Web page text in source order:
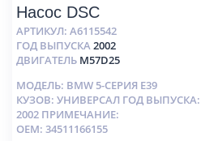
Насос DSC
АРТИКУЛ: A6115542
ГОД ВЫПУСКА2002
ДВИГАТЕЛЬ M57D25
МОДЕЛЬ: BMW 5-СЕРИЯ E39
КУЗОВ: УНИВЕРСАЛ ГОД ВЫПУСКА:
2002 ПРИМЕЧАНИЕ:
OEM: 34511166155